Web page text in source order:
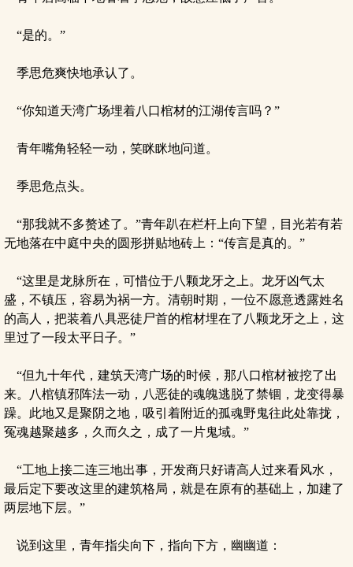
“是的。”
季思危爽快地承认了。
“你知道天湾广场埋着八口棺材的江湖传言吗？”
青年嘴角轻轻一动，笑眯眯地问道。
季思危点头。
“那我就不多赘述了。”青年趴在栏杆上向下望，目光若有若
无地落在中庭中央的圆形拼贴地砖上：“传言是真的。”
“这里是龙脉所在，可惜位于八颗龙牙之上。龙牙凶气太
盛，不镇压，容易为祸一方。清朝时期，一位不愿意透露姓名
的高人，把装着八具恶徒尸首的棺材埋在了八颗龙牙之上，这
里过了一段太平日子。”
“但九十年代，建筑天湾广场的时候，那八口棺材被挖了出
来。八棺镇邪阵法一动，八恶徒的魂魄逃脱了禁锢，龙变得暴
躁。此地又是聚阴之地，吸引着附近的孤魂野鬼往此处靠拢，
冤魂越聚越多，久而久之，成了一片鬼域。”
“工地上接二连三地出事，开发商只好请高人过来看风水，
最后定下要改这里的建筑格局，就是在原有的基础上，加建了
两层地下层。”
说到这里，青年指尖向下，指向下方，幽幽道：